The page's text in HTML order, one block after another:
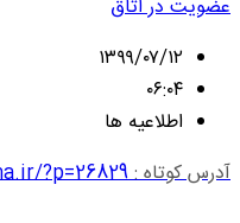
عضویت در اتاق
۱۳۹۹/۰۷/۱۲
۰۶:۰۴
اطلاعیه ها
آدرس کوتاه :?p=26829